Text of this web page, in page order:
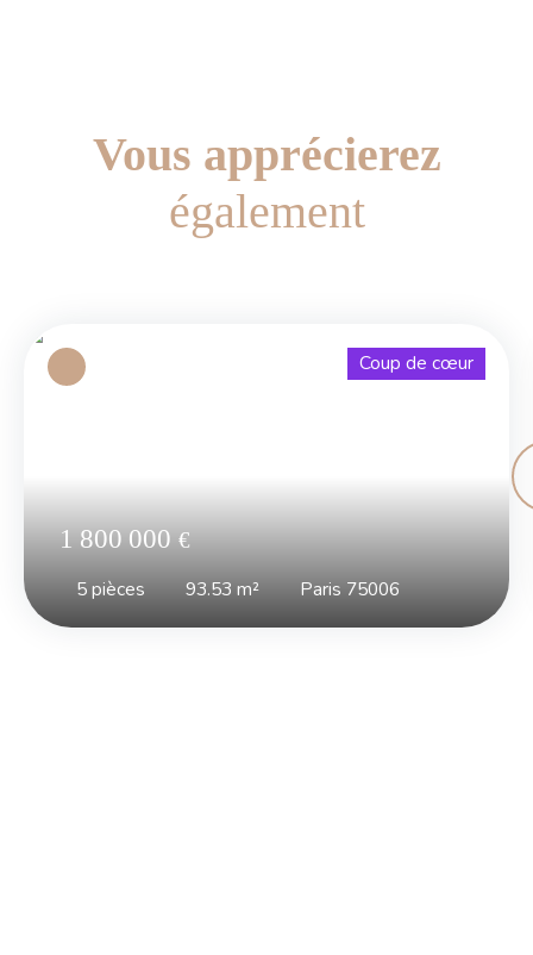
Vous apprécierez
également
1 800 000 €
5pièces 93.53 m² Paris 75006
Coup de cœur